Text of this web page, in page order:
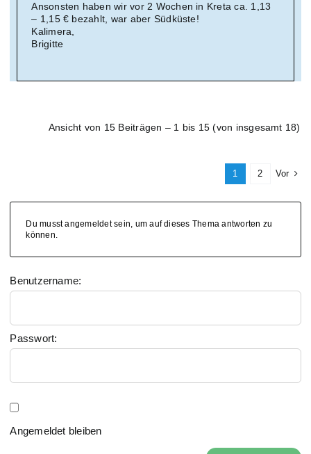
Ansonsten haben wir vor 2 Wochen in Kreta ca. 1,13
– 1,15 € bezahlt, war aber Südküste!
Kalimera,
Brigitte
Ansicht von 15 Beiträgen – 1 bis 15 (von insgesamt 18)
1 2 Vor
Du musst angemeldet sein, um auf dieses Thema antworten zu
können.
Benutzername:
Passwort:
Angemeldet bleiben